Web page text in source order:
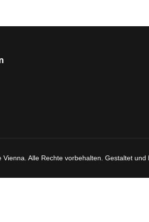
Alle Rechte vorbehalten. Gestaltet und